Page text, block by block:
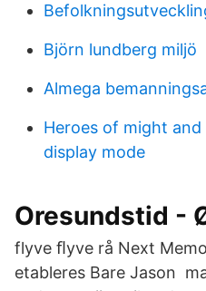
Björn lundberg miljö
Almega
Heroes of might
display mode
Oresundstid -
flyve ﬂyve rå Next
etableres Bare Jason